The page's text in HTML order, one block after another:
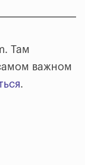
Там
важном
.